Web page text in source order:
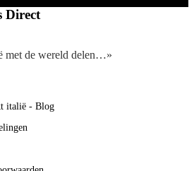
Direct
met de wereld delen…»
italië - Blog